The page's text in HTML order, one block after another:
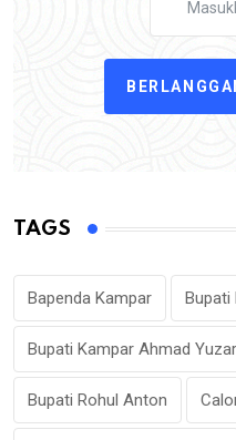
TAGS
Bapenda Kampar Bupati
Bupati Kampar Ahmad Yuzar
Bupati Rohul Anton